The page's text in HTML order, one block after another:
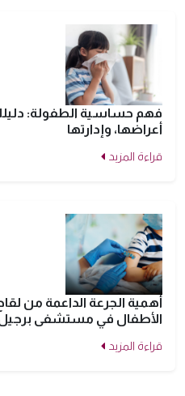
فهم حساسية الطفولة:
أعراضها، وإدارتها
قراءة المزيد
أهمية الجرعة الداعمة من
الأطفال في مستشفى
قراءة المزيد